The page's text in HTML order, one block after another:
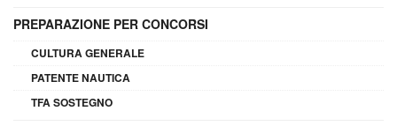
PREPARAZIONE PER CONCORSI
CULTURA GENERALE
PATENTE NAUTICA
TFA SOSTEGNO